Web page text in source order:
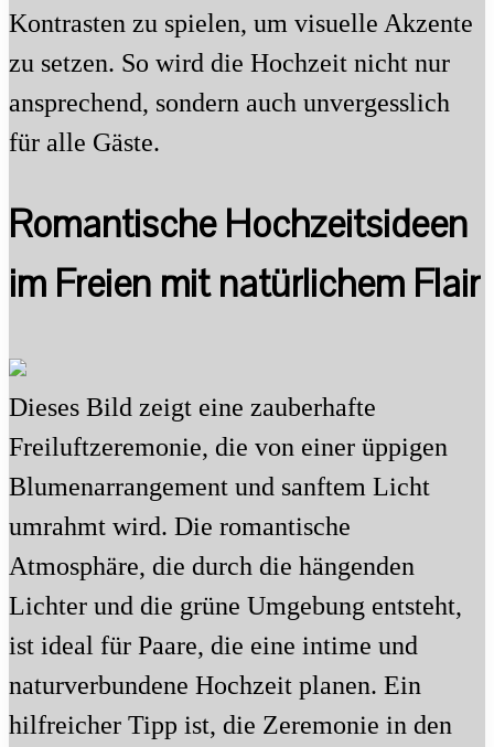
Kontrasten zu spielen, um visuelle Akzente
zu setzen. So wird die Hochzeit nicht nur
ansprechend, sondern auch unvergesslich
für alle Gäste.
Romantische Hochzeitsideen
im Freien mit natürlichem Flair
Dieses Bild zeigt eine zauberhafte
Freiluftzeremonie, die von einer üppigen
Blumenarrangement und sanftem Licht
umrahmt wird. Die romantische
Atmosphäre, die durch die hängenden
Lichter und die grüne Umgebung entsteht,
ist ideal für Paare, die eine intime und
naturverbundene Hochzeit planen. Ein
hilfreicher Tipp ist, die Zeremonie in den